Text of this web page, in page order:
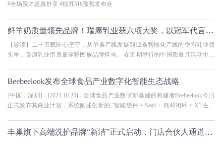
#全场景才是真舒享 #锐胜M8预售发布会
鲜羊奶质量领先品牌！瑞康乳业获六项大奖，以冠军代言诠释品质担当
【导读】二十五载匠心坚守，从单条产线发展到12条智能化产线的华南乳业领
头羊，瑞康乳业用质量诠释民族品牌担当。 在近期举行的中国质量月活动中，
Beebeelook发布全球食品产业数字化智能生态战略
[中国，深圳] - [2025.10.25] - 全球食品产业数字新基建的构建者Beebeelook今日
正式发布其商业计划，系统阐述创新的 “智能硬件 + SaaS + 耗材闭环 + X” 生态
丰巢旗下高端洗护品牌“新洁”正式启动，门店合伙人通道已开启！